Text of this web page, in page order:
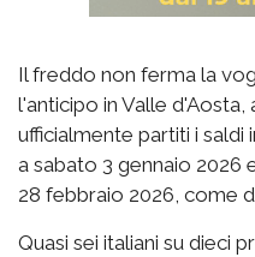
Il freddo non ferma la
l'anticipo in Valle d'Aosta,
ufficialmente partiti i saldi
a sabato 3 gennaio 2026
28 febbraio 2026, come
Quasi sei italiani su dieci